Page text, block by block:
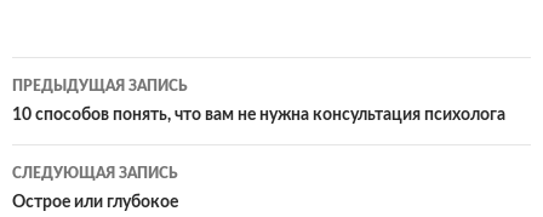
Навигация
по
записям
ПРЕДЫДУЩАЯ ЗАПИСЬ
10 способов понять, что вам не нужна консультация психолога
СЛЕДУЮЩАЯ ЗАПИСЬ
Острое или глубокое